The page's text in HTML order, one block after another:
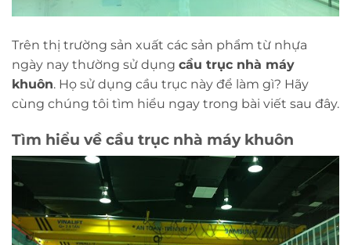
Trên thị trường sản xuất các sản phẩm từ nhựa
ngày nay thường sử dụng cầu trục nhà máy
khuôn. Họ sử dụng cầu trục này để làm gì? Hãy
cùng chúng tôi tìm hiểu ngay trong bài viết sau đây.
Tìm hiểu về cầu trục nhà máy khuôn